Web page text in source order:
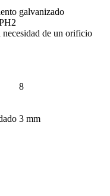
galvanizado
de un orificio
8
3 mm